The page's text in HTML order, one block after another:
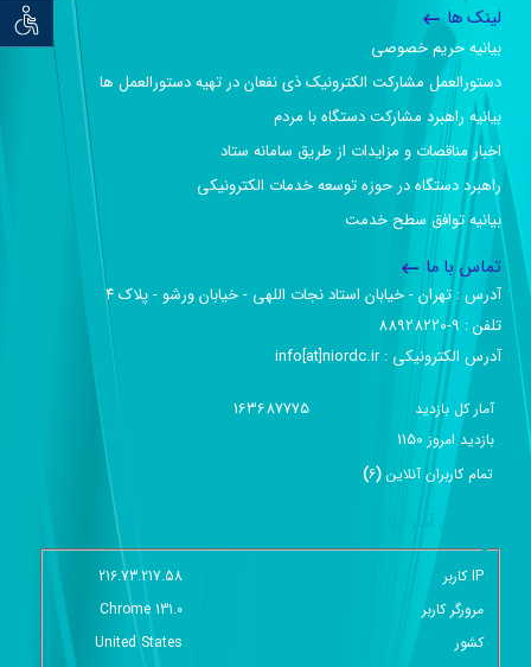
توان لینک ها
بیانیه حریم خصوصی
دستورالعمل مشارکت الکترونیک ذی نفعان در تهیه دستورالعمل ها
بیانیه راهبرد مشارکت دستگاه با مردم
اخبار مناقصات و مزایدات از طریق سامانه ستاد
راهبرد دستگاه در حوزه توسعه خدمات الکترونیکی
بیانیه توافق سطح خدمت
تماس با ما
آدرس :‌ تهران - خیابان استاد نجات اللهی - خیابان ورشو - پلاک ۴
تلفن :‌ 9-88928220
آدرس الکترونیکی :‌ info[at]niordc.ir
آمار کل بازدید 163687775
بازديد امروز 1150
تمام کاربران آنلاين (
6
)
IP کاربر
216.73.217.58
مرورگر کاربر
Chrome 131.0
کشور
United States